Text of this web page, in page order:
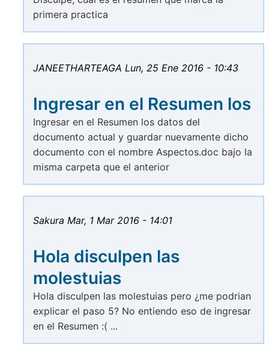
primera practica
JANEETHARTEAGA Lun, 25 Ene 2016 - 10:43
Ingresar en el Resumen los
Ingresar en el Resumen los datos del
documento actual y guardar nuevamente dicho
documento con el nombre Aspectos.doc bajo la
misma carpeta que el anterior
Sakura Mar, 1 Mar 2016 - 14:01
Hola disculpen las
molestuias
Hola disculpen las molestuias pero ¿me podrian
explicar el paso 5? No entiendo eso de ingresar
en el Resumen :( ...